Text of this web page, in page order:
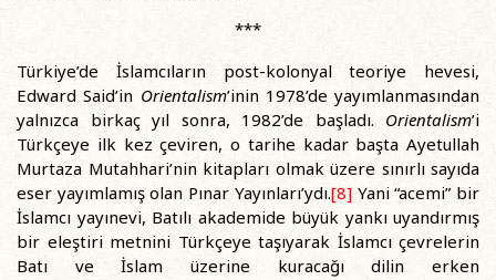
***
Türkiye’de İslamcıların post-kolonyal teoriye hevesi,
Edward Said’in Orientalism’inin 1978’de yayımlanmasından
yalnızca birkaç yıl sonra, 1982’de başladı. Orientalism’i
Türkçeye ilk kez çeviren, o tarihe kadar başta Ayetullah
Murtaza Mutahhari’nin kitapları olmak üzere sınırlı sayıda
eser yayımlamış olan Pınar Yayınları’ydı.[8]Yani “acemi” bir
İslamcı yayınevi, Batılı akademide büyük yankı uyandırmış
bir eleştiri metnini Türkçeye taşıyarak İslamcı çevrelerin
Batı ve İslam üzerine kuracağı dilin erken